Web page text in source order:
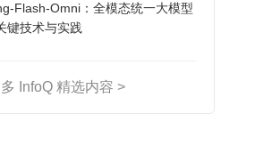
Flash-Omni：全模态统一大模型
键技术与实践
InfoQ 精选内容 >